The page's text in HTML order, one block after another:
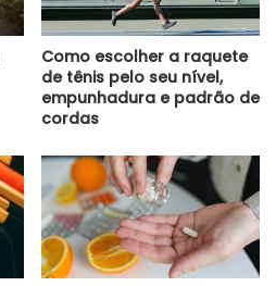
Como escolher a raquete
de tênis pelo seu nível,
empunhadura e padrão de
cordas